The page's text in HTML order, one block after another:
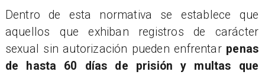
Dentro de esta normativa se establece que
aquellos que exhiban registros de carácter
sexual sin autorización pueden enfrentar penas
de hasta 60 días de prisión y multas que